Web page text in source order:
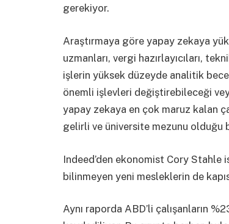
gerekiyor.
Araştırmaya göre yapay zekaya
uzmanları, vergi hazırlayıcıları,
işlerin yüksek düzeyde analitik
önemli işlevleri değiştirebileceği
yapay zekaya en çok maruz kalan
gelirli ve üniversite mezunu olduğu
Indeed’den ekonomist Cory Stahle
bilinmeyen yeni mesleklerin de
Aynı raporda ABD’li çalışanların